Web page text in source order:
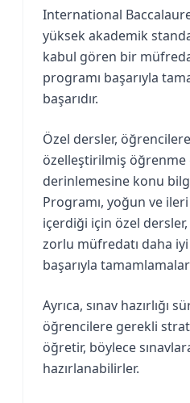
International
yüksek akademik
kabul gören bir
programı başarıyla
başarıdır.
Özel dersler,
özelleştirilmiş öğrenme
derinlemesine konu
Programı, yoğun ve
içerdiği için özel
zorlu müfredatı daha
başarıyla
Ayrıca, sınav hazırlığı
öğrencilere gerekli
öğretir, böylece
hazırlanabilirler.